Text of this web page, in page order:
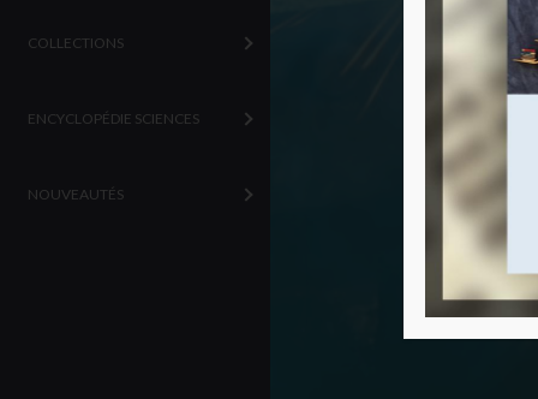
COLLECTIONS
ENCYCLOPÉDIE SCIENCES
NOUVEAUTÉS